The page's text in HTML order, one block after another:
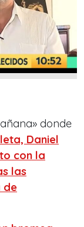
donde
Daniel
con la
las
de